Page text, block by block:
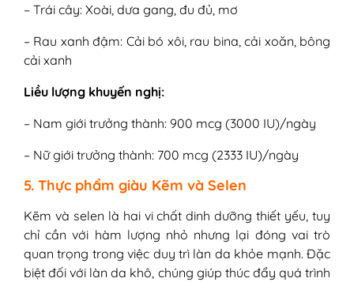
– Trái cây: Xoài, dưa gang, đu đủ, mơ
– Rau xanh đậm: Cải bó xôi, rau bina, cải xoăn, bông
cải xanh
Liều lượng khuyến nghị:
– Nam giới trưởng thành: 900 mcg (3000 IU)/ngày
– Nữ giới trưởng thành: 700 mcg (2333 IU)/ngày
5. Thực phẩm giàu Kẽm và Selen
Kẽm và selen là hai vi chất dinh dưỡng thiết yếu, tuy
chỉ cần với hàm lượng nhỏ nhưng lại đóng vai trò
quan trọng trong việc duy trì làn da khỏe mạnh. Đặc
biệt đối với làn da khô, chúng giúp thúc đẩy quá trình